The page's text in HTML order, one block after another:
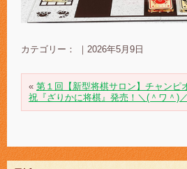
カテゴリー： ｜2026年5月9日
« 第１回【新型将棋サロン】チャンピ
祝『ざりかに将棋』発売！＼(＾ワ＾)／